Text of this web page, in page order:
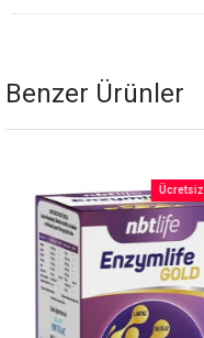
Benzer Ürünler
Ücretsiz